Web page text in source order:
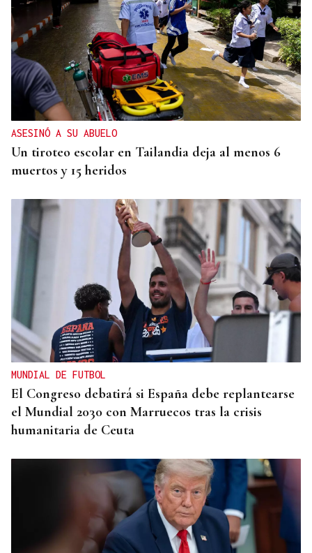
ASESINÓ A SU ABUELO
Un tiroteo escolar en Tailandia deja al menos 6
muertos y 15 heridos
MUNDIAL DE FUTBOL
El Congreso debatirá si España debe replantearse
el Mundial 2030 con Marruecos tras la crisis
humanitaria de Ceuta